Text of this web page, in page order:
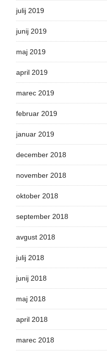
julij 2019
junij 2019
maj 2019
april 2019
marec 2019
februar 2019
januar 2019
december 2018
november 2018
oktober 2018
september 2018
avgust 2018
julij 2018
junij 2018
maj 2018
april 2018
marec 2018